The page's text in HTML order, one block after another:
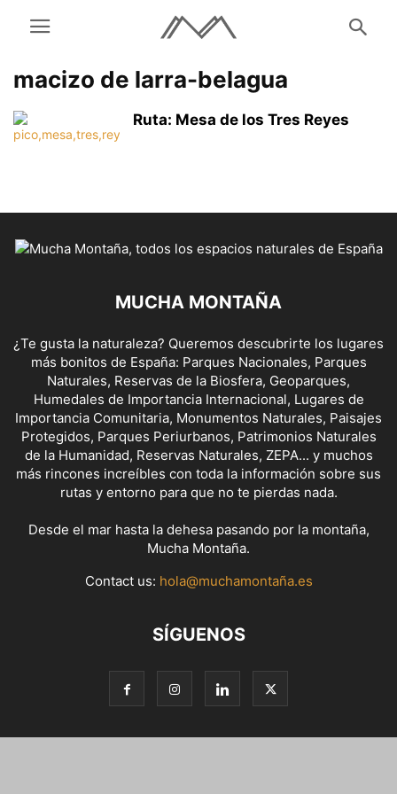
macizo de larra-belagua
Ruta: Mesa de los Tres Reyes
MUCHA MONTAÑA
¿Te gusta la naturaleza? Queremos descubrirte los lugares
más bonitos de España: Parques Nacionales, Parques
Naturales, Reservas de la Biosfera, Geoparques,
Humedales de Importancia Internacional, Lugares de
Importancia Comunitaria, Monumentos Naturales, Paisajes
Protegidos, Parques Periurbanos, Patrimonios Naturales
de la Humanidad, Reservas Naturales, ZEPA... y muchos
más rincones increíbles con toda la información sobre sus
rutas y entorno para que no te pierdas nada.
Desde el mar hasta la dehesa pasando por la montaña,
Mucha Montaña.
Contact us: hola@muchamontaña.es
SÍGUENOS